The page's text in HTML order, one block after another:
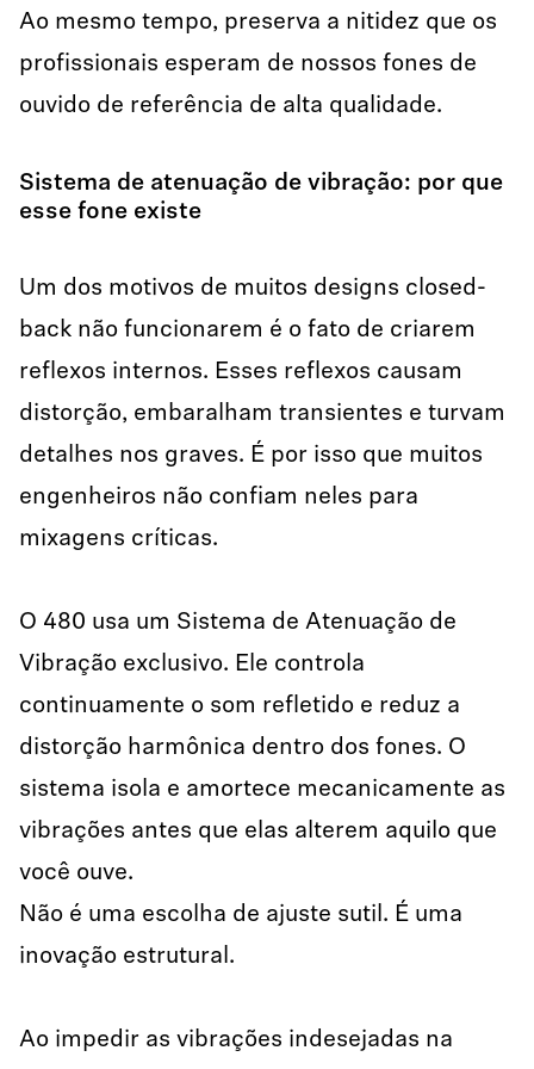
Ao mesmo tempo, preserva a nitidez que os
profissionais esperam de nossos fones de
ouvido de referência de alta qualidade.
Sistema de atenuação de vibração: por que
esse fone existe
Um dos motivos de muitos designs closed-
back não funcionarem é o fato de criarem
reflexos internos. Esses reflexos causam
distorção, embaralham transientes e turvam
detalhes nos graves. É por isso que muitos
engenheiros não confiam neles para
mixagens críticas.
O 480 usa um Sistema de Atenuação de
Vibração exclusivo. Ele controla
continuamente o som refletido e reduz a
distorção harmônica dentro dos fones. O
sistema isola e amortece mecanicamente as
vibrações antes que elas alterem aquilo que
você ouve.
Não é uma escolha de ajuste sutil. É uma
inovação estrutural.
Ao impedir as vibrações indesejadas na